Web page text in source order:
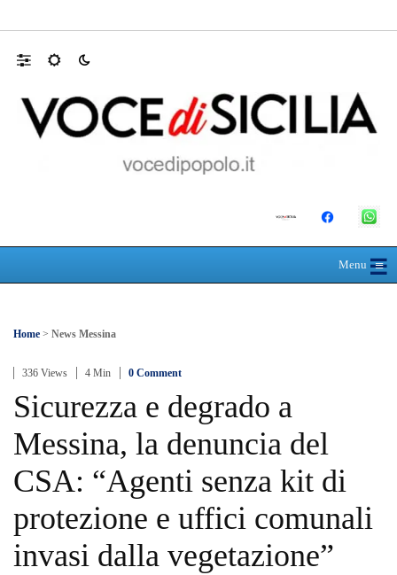
Menu≡
☰
Home > News Messina
336 Views 4 Min 0 Comment
Sicurezza e degrado a
Messina, la denuncia del
CSA: “Agenti senza kit di
protezione e uffici comunali
invasi dalla vegetazione”